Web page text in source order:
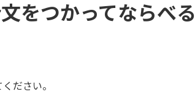
をつかってならべる
ださい。